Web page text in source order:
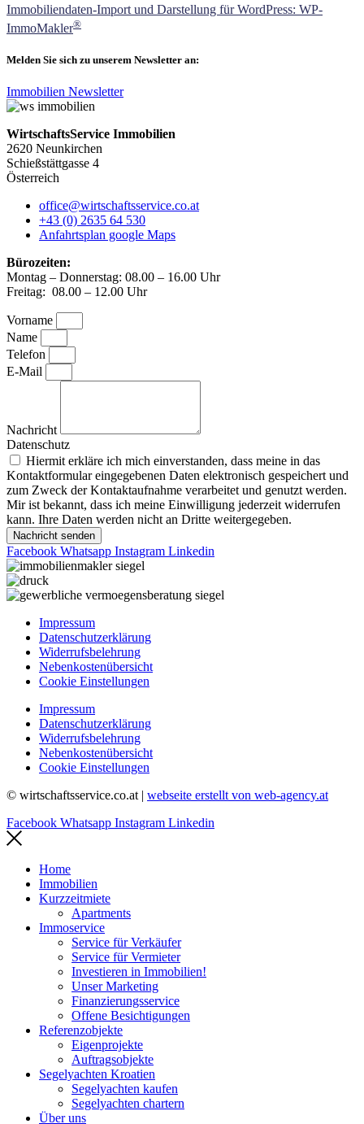
Immobiliendaten-Import und Darstellung für WordPress: WP-
ImmoMakler®
Melden Sie sich zu unserem Newsletter an:
Immobilien Newsletter
WirtschaftsService Immobilien
2620 Neunkirchen
Schießstättgasse 4
Österreich
office@wirtschaftsservice.co.at
+43 (0) 2635 64 530
Anfahrtsplan google Maps
Bürozeiten:
Montag – Donnerstag: 08.00 – 16.00 Uhr
Freitag: 08.00 – 12.00 Uhr
Vorname
Name
Telefon
E-Mail
Nachricht
Datenschutz
Hiermit erkläre ich mich einverstanden, dass meine in das
Kontaktformular eingegebenen Daten elektronisch gespeichert und
zum Zweck der Kontaktaufnahme verarbeitet und genutzt werden.
Mir ist bekannt, dass ich meine Einwilligung jederzeit widerrufen
kann. Ihre Daten werden nicht an Dritte weitergegeben.
Nachricht senden
Facebook Whatsapp Instagram Linkedin
Impressum
Datenschutzerklärung
Widerrufsbelehrung
Nebenkostenübersicht
Cookie Einstellungen
Impressum
Datenschutzerklärung
Widerrufsbelehrung
Nebenkostenübersicht
Cookie Einstellungen
© wirtschaftsservice.co.at | webseite erstellt von web-agency.at
Facebook Whatsapp Instagram Linkedin
Home
Immobilien
Kurzzeitmiete
Apartments
Immoservice
Service für Verkäufer
Service für Vermieter
Investieren in Immobilien!
Unser Marketing
Finanzierungsservice
Offene Besichtigungen
Referenzobjekte
Eigenprojekte
Auftragsobjekte
Segelyachten Kroatien
Segelyachten kaufen
Segelyachten chartern
Über uns